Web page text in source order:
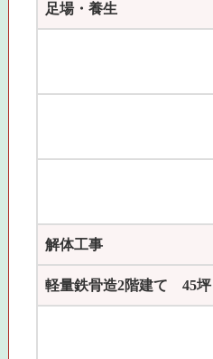
足場・養生
解体工事
軽量鉄骨造2階建て 45坪